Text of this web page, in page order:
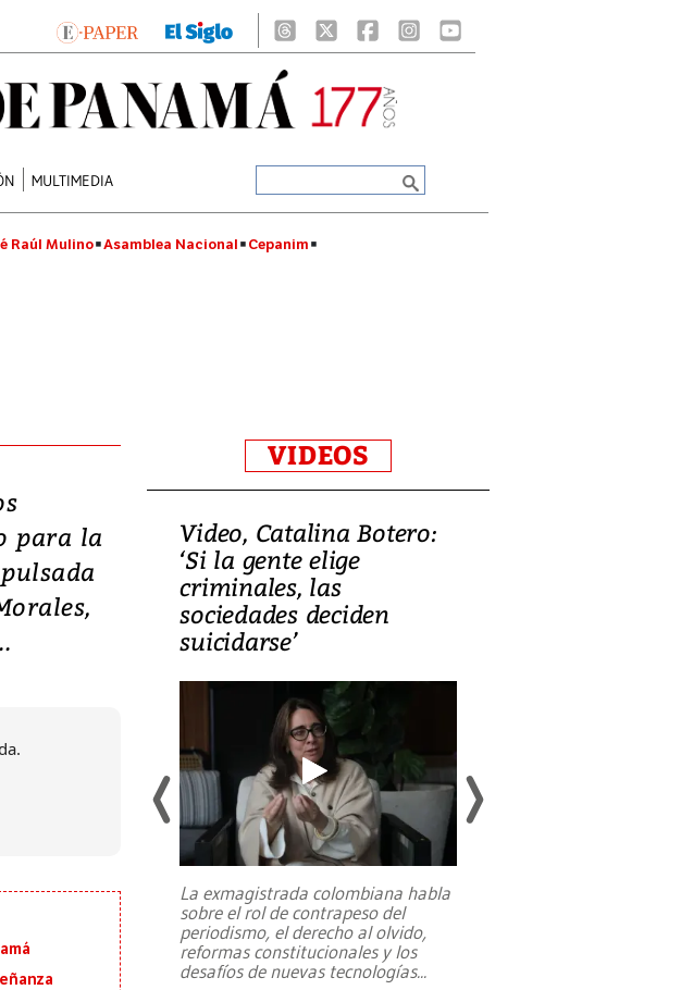
MULTIMEDIA
Raúl Mulino Asamblea Nacional Cepanim
para la
VIDEOS
una
Video, Catalina Botero:
‘Si la gente elige
criminales, las
sociedades deciden
suicidarse’
La exmagistrada colombiana habla
sobre el rol de contrapeso del
periodismo, el derecho al olvido,
reformas constitucionales y los
desafíos de nuevas tecnologías...